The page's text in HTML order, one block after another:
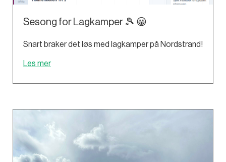
Sesong for Lagkamper 🎾 😀
Snart braker det løs med lagkamper på Nordstrand!
Les mer